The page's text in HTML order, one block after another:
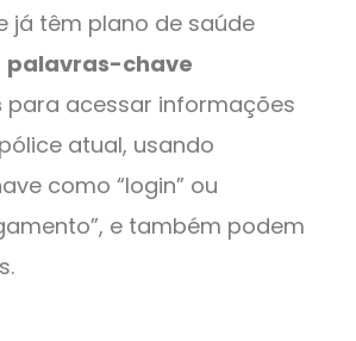
já têm plano de saúde
palavras-chave
para acessar informações
atual, usando
como “login” ou
e também podem